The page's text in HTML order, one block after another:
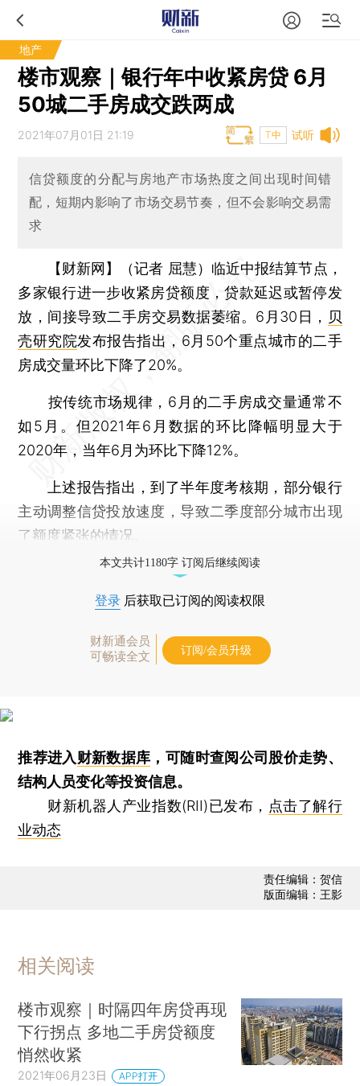
地产
楼市观察｜银行年中收紧房贷 6月
50城二手房成交跌两成
试听
2021年07月01日 21:19 T中
信贷额度的分配与房地产市场热度之间出现时间错
配，短期内影响了市场交易节奏，但不会影响交易需
求
【财新网】（记者 屈慧） 临近中报结算节点，
多家银行进一步收紧房贷额度，贷款延迟或暂停发
放，间接导致二手房交易数据萎缩。6月30日， 贝
壳研究院发布报告指出，6月50个重点城市的二手
房成交量环比下降了20%。
按传统市场规律，6月的二手房成交量通常不
如5月。但2021年6月数据的环比降幅明显大于
2020年，当年6月为环比下降12%。
上述报告指出，到了半年度考核期，部分银行
主动调整信贷投放速度，导致二季度部分城市出现
了额度紧张的情况。
本文共计1180字 订阅后继续阅读
登录 后获取已订阅的阅读权限
财新通会员
可畅读全文
订阅/会员升级
推荐进入财新数据库 ，可随时查阅公司股价走势、
结构人员变化等投资信息。
财新机器人产业指数(RII)已发布， 点击了解行
业动态
责任编辑：贺信
版面编辑：王影
相关阅读
楼市观察｜时隔四年房贷再现
下行拐点 多地二手房贷额度
悄然收紧
2021年06月23日 APP打开